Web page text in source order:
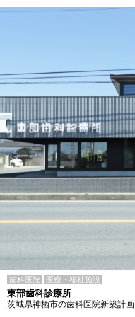
歯科医院 医療・福祉施設
東部歯科診療所
茨城県神栖市の歯科医院新築計画